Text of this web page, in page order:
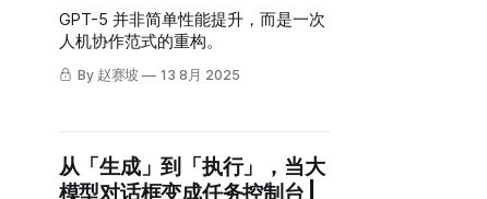
GPT-5 并非简单性能提升，而是一次
人机协作范式的重构。
By 赵赛坡 13 8月 2025
从「生成」到「执行」，当大
模型对话框变成任务控制台 |